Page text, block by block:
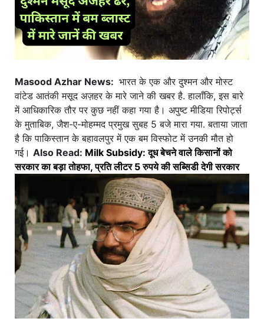
Masood Azhar News: भारत के एक और दुश्मन और मोस्ट
वांटेड आतंकी मसूद अज़हर के मारे जाने की खबर है. हालाँकि, इस बारे
में आधिकारिक तौर पर कुछ नहीं कहा गया है। अपुष्ट मीडिया रिपोर्ट्स
के मुताबिक, जैश-ए-मोहम्मद प्रमुख सुबह 5 बजे मारा गया. बताया जाता
है कि पाकिस्तान के बहावलपुर में एक बम विस्फोट में उनकी मौत हो
गई। Also Read: Milk Subsidy: दूध बेचने वाले किसानों को
सरकार का बड़ा तोहफा, प्रति लीटर 5 रुपये की सब्सिडी देगी सरकार